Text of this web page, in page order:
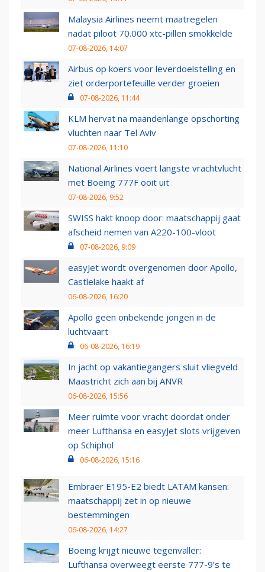
Malaysia Airlines neemt maatregelen
nadat piloot 70.000 xtc-pillen smokkelde
07-08-2026, 14:07
Airbus op koers voor leverdoelstelling en
ziet orderportefeuille verder groeien
07-08-2026, 11:44
KLM hervat na maandenlange opschorting
vluchten naar Tel Aviv
07-08-2026, 11:10
National Airlines voert langste vrachtvlucht
met Boeing 777F ooit uit
07-08-2026, 9:52
SWISS hakt knoop door: maatschappij gaat
afscheid nemen van A220-100-vloot
07-08-2026, 9:09
easyJet wordt overgenomen door Apollo,
Castlelake haakt af
06-08-2026, 16:20
Apollo geen onbekende jongen in de
luchtvaart
06-08-2026, 16:19
In jacht op vakantiegangers sluit vliegveld
Maastricht zich aan bij ANVR
06-08-2026, 15:56
Meer ruimte voor vracht doordat onder
meer Lufthansa en easyJet slots vrijgeven
op Schiphol
06-08-2026, 15:16
Embraer E195-E2 biedt LATAM kansen:
maatschappij zet in op nieuwe
bestemmingen
06-08-2026, 14:27
Boeing krijgt nieuwe tegenvaller:
Lufthansa overweegt eerste 777-9’s te